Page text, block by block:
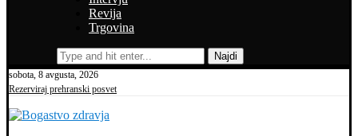
Revija
Trgovina
Najdi
sobota, 8 avgusta, 2026
Rezerviraj prehranski posvet